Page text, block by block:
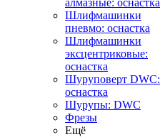
алмазные: оснастка
Шлифмашинки
пневмо: оснастка
Шлифмашинки
эксцентриковые:
оснастка
Шуруповерт DWC:
оснастка
Шурупы: DWC
Фрезы
Ещё